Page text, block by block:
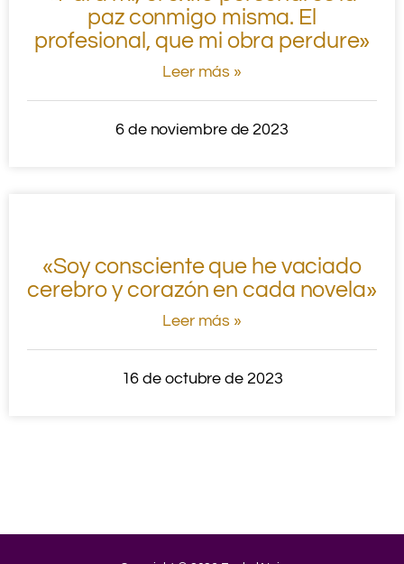
paz conmigo misma. El
profesional, que mi obra perdure»
Leer más »
6 de noviembre de 2023
«Soy consciente que he vaciado
cerebro y corazón en cada novela»
Leer más »
16 de octubre de 2023